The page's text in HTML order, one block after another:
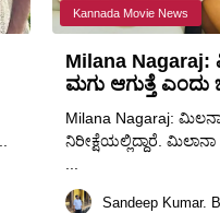
Kannada Movie News
Milana
ಮಗು ಆಗುತ್ತೆ
Milana Nagaraj:
ನಿರೀಕ್ಷೆಯಲ್ಲಿದ್ದಾರೆ.
Sandeep Kumar. B